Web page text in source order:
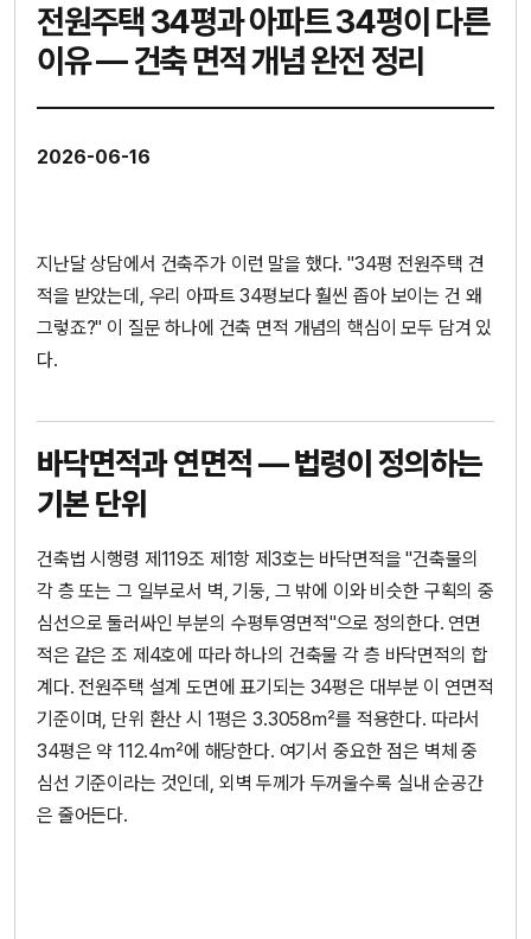
전원주택 34평과 아파트 34평이 다른
이유 — 건축 면적 개념 완전 정리
2026-06-16
지난달 상담에서 건축주가 이런 말을 했다. "34평 전원주택 견
적을 받았는데, 우리 아파트 34평보다 훨씬 좁아 보이는 건 왜
그렇죠?" 이 질문 하나에 건축 면적 개념의 핵심이 모두 담겨 있
다.
바닥면적과 연면적 — 법령이 정의하는
기본 단위
건축법 시행령 제119조 제1항 제3호는 바닥면적을 "건축물의
각 층 또는 그 일부로서 벽, 기둥, 그 밖에 이와 비슷한 구획의 중
심선으로 둘러싸인 부분의 수평투영면적"으로 정의한다. 연면
적은 같은 조 제4호에 따라 하나의 건축물 각 층 바닥면적의 합
계다. 전원주택 설계 도면에 표기되는 34평은 대부분 이 연면적
기준이며, 단위 환산 시 1평은 3.3058㎡를 적용한다. 따라서
34평은 약 112.4㎡에 해당한다. 여기서 중요한 점은 벽체 중
심선 기준이라는 것인데, 외벽 두께가 두꺼울수록 실내 순공간
은 줄어든다.